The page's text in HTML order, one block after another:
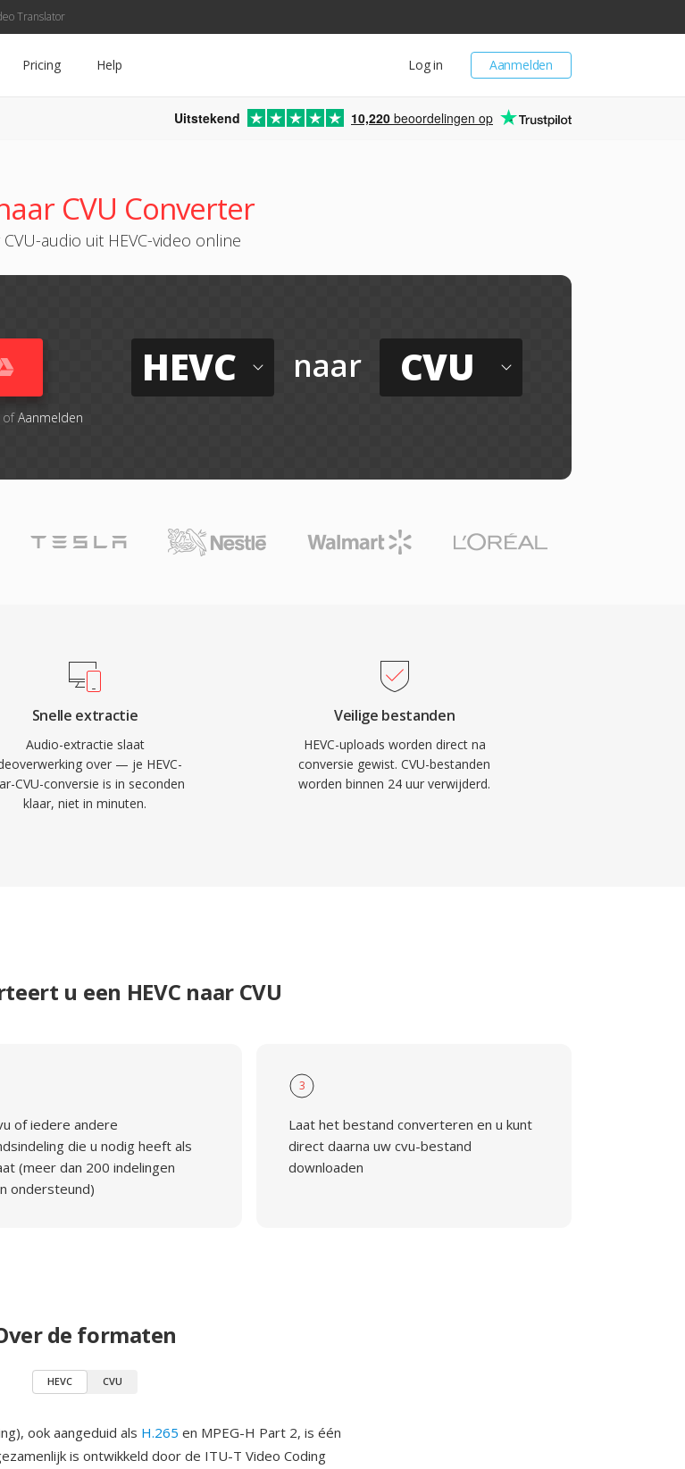
Translator
Aanmelden
Log in
Pricing Help
Uitstekend 10,220 beoordelingen op
CVU Converter
audio uit HEVC-video online
ofAanmelden
HEVC naar CVU
Snelle extractie
Audio-extractie slaat
over — je HEVC-
CVU-conversie is in seconden
klaar, niet in minuten.
Veilige bestanden
HEVC-uploads worden direct na
conversie gewist. CVU-bestanden
worden binnen 24 uur verwijderd.
u een HEVC naar CVU
of iedere andere
die u nodig heeft als
(meer dan 200 indelingen
ondersteund)
3
Laat het bestand converteren en u kunt
direct daarna uw cvu-bestand
downloaden
de formaten
HEVC CVU
ook aangeduid als H.265 en MPEG-H Part 2, is één
is ontwikkeld door de ITU-T Video Coding